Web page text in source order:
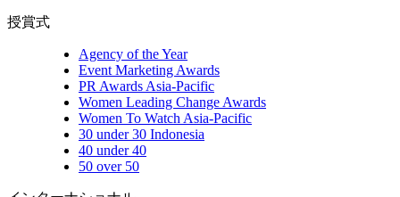
授賞式
Agency of the Year
Event Marketing Awards
PR Awards Asia-Pacific
Women Leading Change Awards
Women To Watch Asia-Pacific
30 under 30 Indonesia
40 under 40
50 over 50